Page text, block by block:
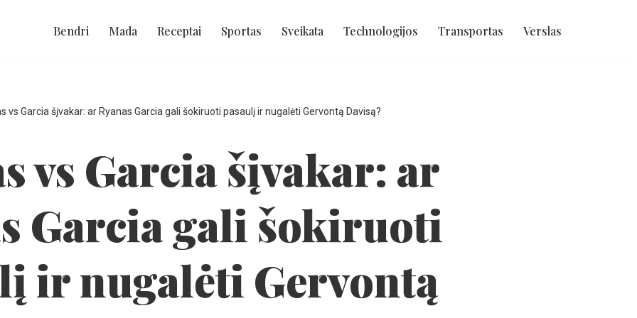
Bendri Mada Receptai Sportas Sveikata Technologijos Transportas Verslas
vs Garcia šįvakar: ar Ryanas Garcia gali šokiruoti pasaulį ir nugalėti Gervontą Davisą?
vs Garcia šįvakar: ar
Garcia gali šokiruoti
ir nugalėti Gervontą